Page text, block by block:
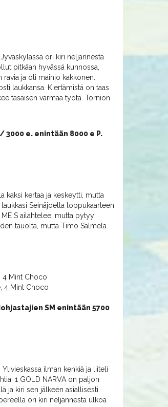
ori kiri neljännestä
pitkään hyvässä kunnossa,
ja oli mainio kakkonen.
laukkansa. Kiertämistä on taas
tasaisen varmaa työtä. Tornion
3000 e. enintään 8000 e P.
kaksi kertaa ja keskeytti, mutta
Seinäjoella loppukaarteen
S ailahtelee, mutta pytyy
tauolta, mutta Timo Salmela
4 Mint Choco
4 Mint Choco
SM enintään 5700
ilman kenkiä ja liiteli
1 GOLD NARVA on paljon
ja kiri sen jälkeen asiallisesti
ori kiri neljännestä ulkoa